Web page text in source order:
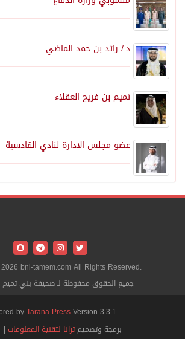
د./ رائد بن حمد الماضي
تميم بن فريح العقلاء
عضو مجلس الادارة لنادي القادسية
bni-tamem.com All Rights Reserved.
جميع الحقوق محفوظة لـ صحيفة بني تميم
byTarana PressVersion 3.3.1
برمجة وتصميمترانا لتقنية المعلومات |